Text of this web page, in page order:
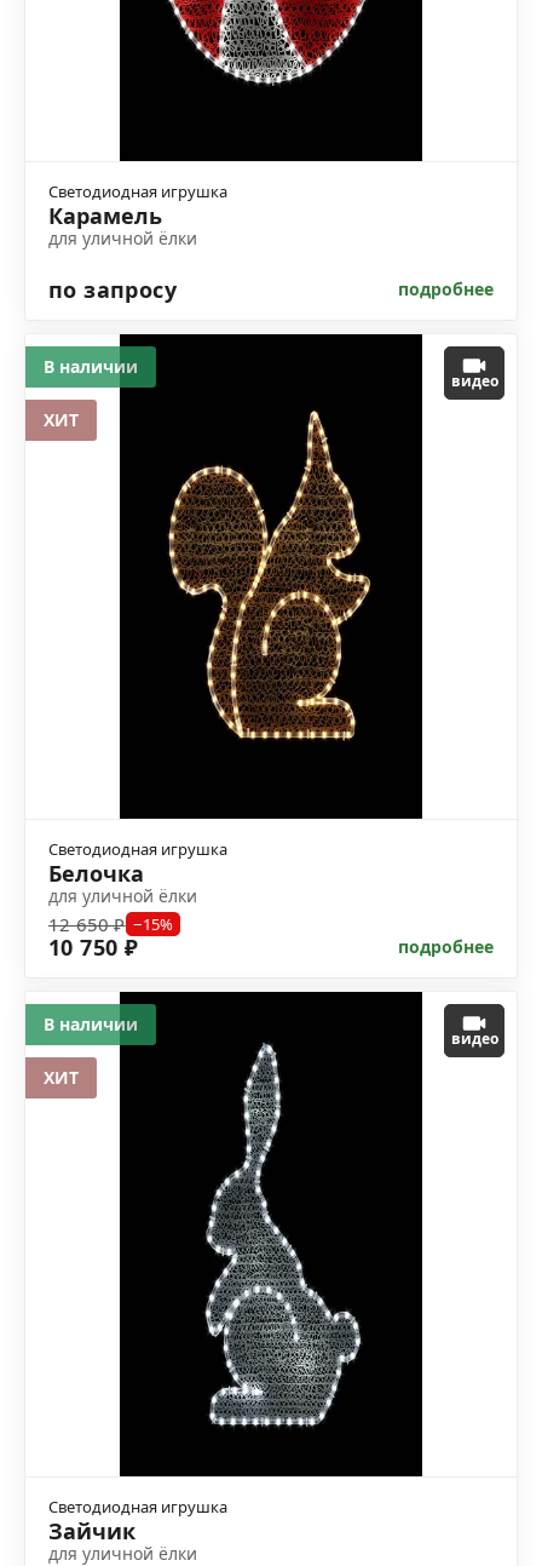
Светодиодная игрушка
Карамель
для уличной ёлки
по запросу подробнее
видео
Светодиодная игрушка
Белочка
для уличной ёлки
12 650 ₽ −15%
10 750 ₽ подробнее
В наличии
ХИТ
видео
Светодиодная игрушка
Зайчик
для уличной ёлки
В наличии
ХИТ